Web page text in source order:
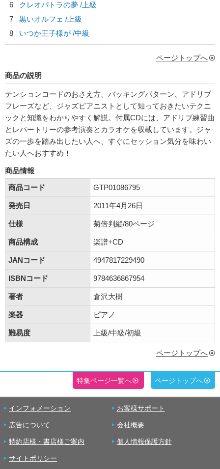
6
クレオパトラの夢 /上級
7
黒いオルフェ /上級
8
いつか王子様が /中級
ページトップへ
商品の説明
テンションコードのおさえ方、バッキングパターン、アドリブ
フレーズなど、ジャズピアニストとして知っておきたいテクニ
ックと知識をわかりやすく解説。付属CDには、アドリブ練習曲
とレパートリーの参考演奏とカラオケを収載しています。ジャ
ズの一歩を踏み出したい人へ、すぐにセッション気分を味わい
たい人へおすすめ！
商品情報
商品コード
GTP01086795
発売日 2011年4月26日
仕様 菊倍判縦/80ページ
商品構成 楽譜+CD
JANコード 4947817229490
ISBNコード 9784636867954
著者 倉沢大樹
楽器 ピアノ
難易度 上級/中級/初級
ページトップへ
特集ページ一覧へ ページトップへ
インフォメーション お客様サポート
広告について 会社概要
特約店様・書店様ご案内 個人情報保護方針
サイトポリシー